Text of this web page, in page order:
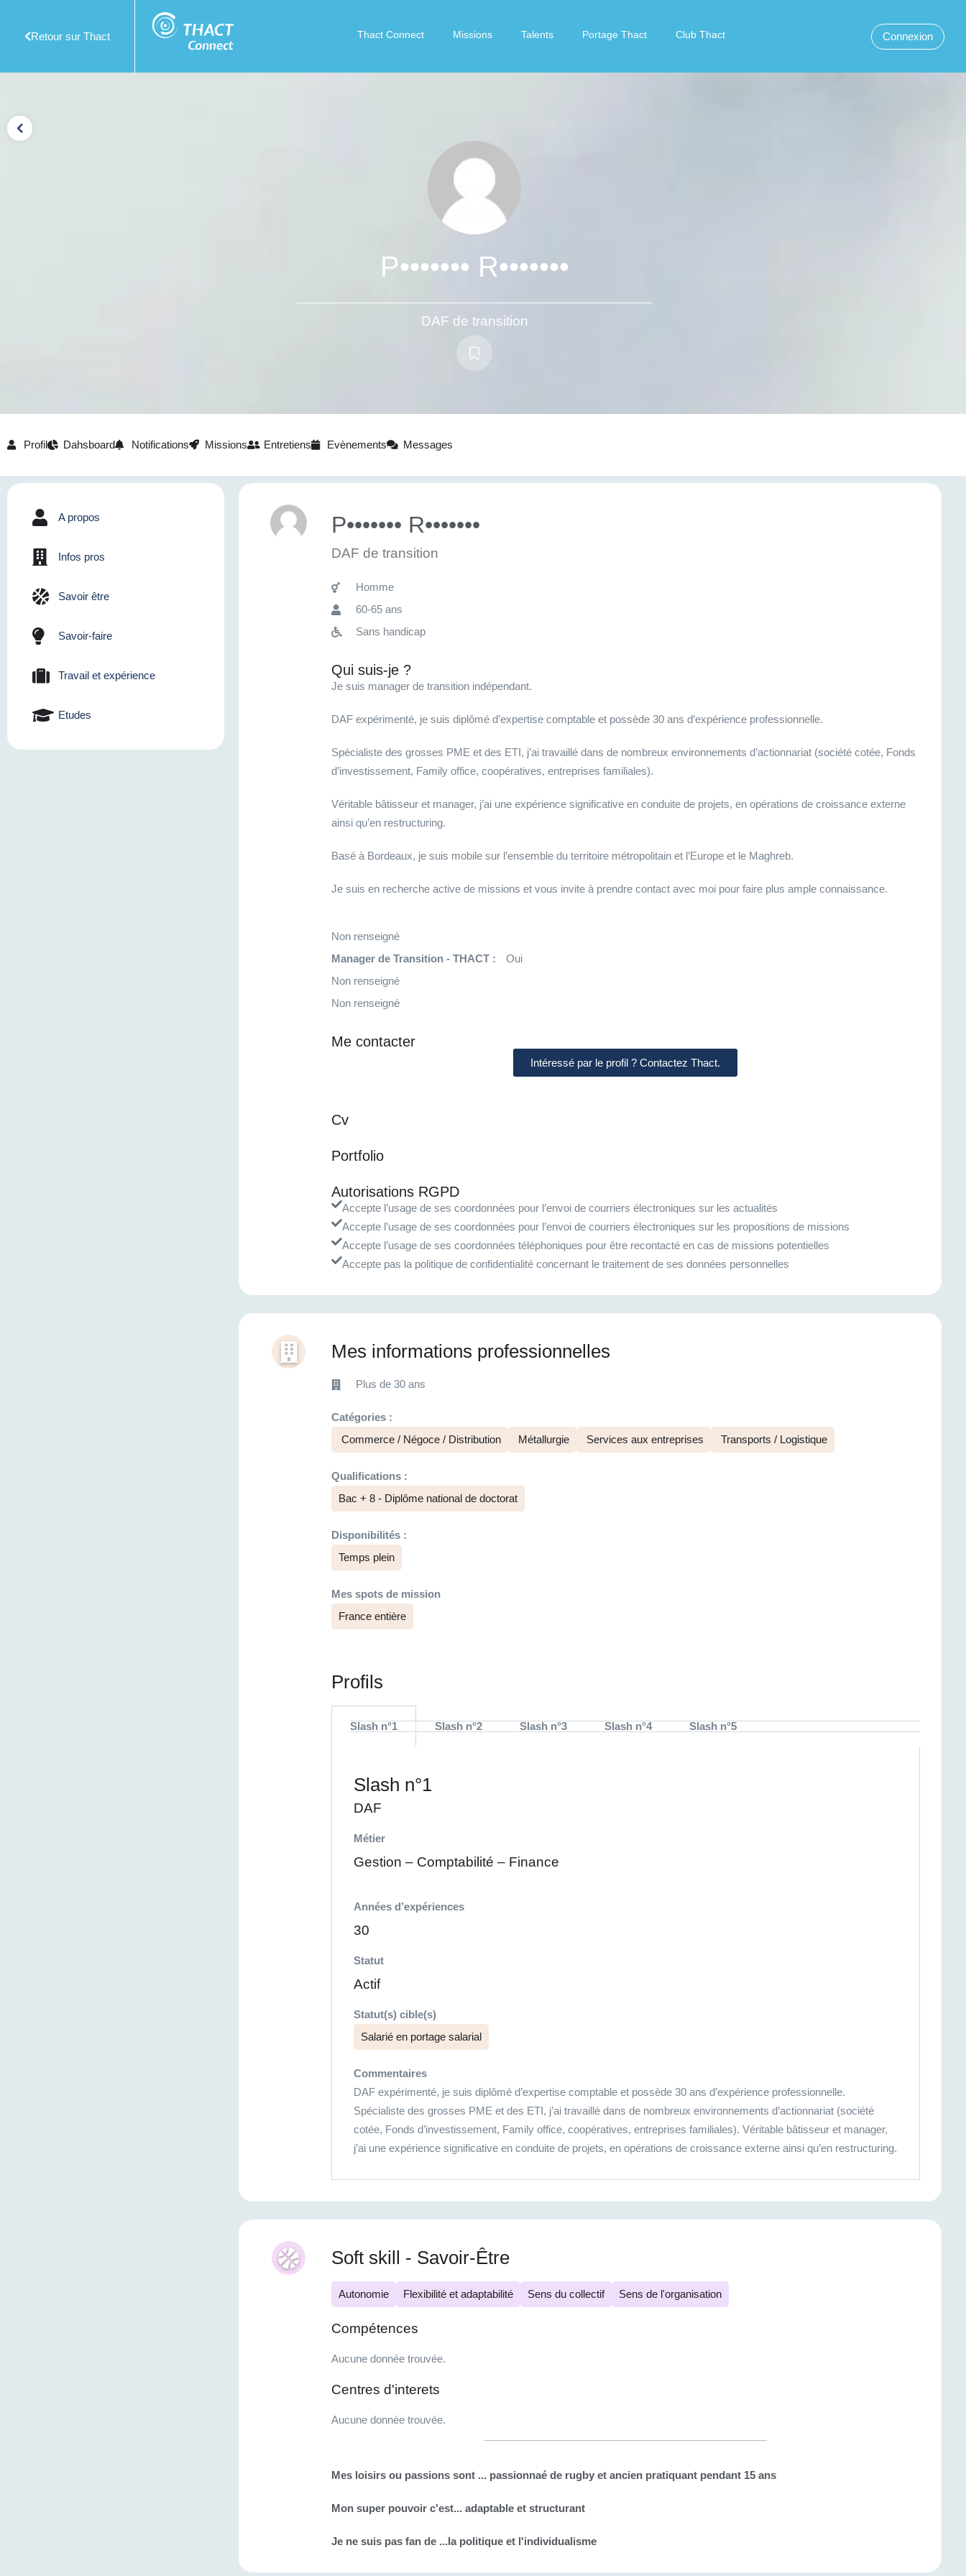
Retour sur Thact Thact Connect Missions Talents Portage Thact Club Thact Connexion
P••••••• R•••••••
DAF de transition
Profil Dahsboard Notifications Missions Entretiens Evènements Messages
A propos
Infos pros
Savoir être
Savoir-faire
Travail et expérience
Etudes
P••••••• R•••••••
DAF de transition
Homme
60-65 ans
Sans handicap
Qui suis-je ?
Je suis manager de transition indépendant.
DAF expérimenté, je suis diplômé d’expertise comptable et possède 30 ans d’expérience professionnelle.
Spécialiste des grosses PME et des ETI, j’ai travaillé dans de nombreux environnements d’actionnariat (société cotée, Fonds
d’investissement, Family office, coopératives, entreprises familiales).
Véritable bâtisseur et manager, j’ai une expérience significative en conduite de projets, en opérations de croissance externe
ainsi qu’en restructuring.
Basé à Bordeaux, je suis mobile sur l’ensemble du territoire métropolitain et l’Europe et le Maghreb.
Je suis en recherche active de missions et vous invite à prendre contact avec moi pour faire plus ample connaissance.
Non renseigné
Manager de Transition - THACT :
Oui
Non renseigné
Non renseigné
Me contacter
Intéressé par le profil ? Contactez Thact.
Cv
Portfolio
Autorisations RGPD
Accepte l’usage de ses coordonnées pour l’envoi de courriers électroniques sur les actualités
Accepte l’usage de ses coordonnées pour l’envoi de courriers électroniques sur les propositions de missions
Accepte l’usage de ses coordonnées téléphoniques pour être recontacté en cas de missions potentielles
Accepte pas la politique de confidentialité concernant le traitement de ses données personnelles
Mes informations professionnelles
Plus de 30 ans
Catégories :
Commerce / Négoce / Distribution
Métallurgie Services aux entreprises Transports / Logistique
Qualifications :
Bac + 8 - Diplôme national de doctorat
Disponibilités :
Temps plein
Mes spots de mission
France entière
Profils
Slash n°1 Slash n°2 Slash n°3 Slash n°4 Slash n°5
Slash n°1
DAF
Métier
Gestion – Comptabilité – Finance
Années d’expériences
30
Statut
Actif
Statut(s) cible(s)
Salarié en portage salarial
Commentaires
DAF expérimenté, je suis diplômé d’expertise comptable et possède 30 ans d’expérience professionnelle.
Spécialiste des grosses PME et des ETI, j’ai travaillé dans de nombreux environnements d’actionnariat (société
cotée, Fonds d’investissement, Family office, coopératives, entreprises familiales). Véritable bâtisseur et manager,
j’ai une expérience significative en conduite de projets, en opérations de croissance externe ainsi qu’en restructuring.
Soft skill - Savoir-Être
Autonomie Flexibilité et adaptabilité Sens du collectif Sens de l'organisation
Compétences
Aucune donnée trouvée.
Centres d'interets
Aucune donnée trouvée.
Mes loisirs ou passions sont ... passionnaé de rugby et ancien pratiquant pendant 15 ans
Mon super pouvoir c'est... adaptable et structurant
Je ne suis pas fan de ...la politique et l'individualisme